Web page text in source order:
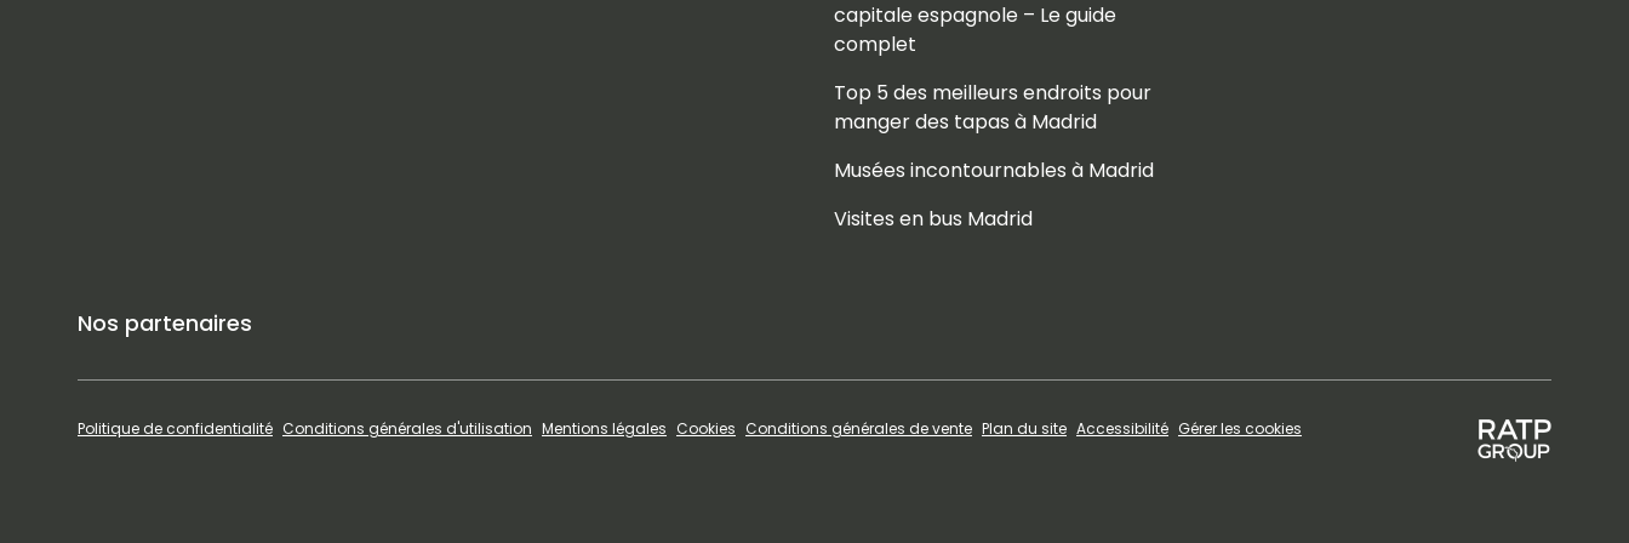
capitale espagnole – Le guide
complet
Top 5 des meilleurs endroits pour
manger des tapas à Madrid
Musées incontournables à Madrid
Visites en bus Madrid
Nos partenaires
Politique de confidentialité Conditions générales d'utilisation Mentions légales Cookies Conditions générales de vente Plan du site Accessibilité Gérer les cookies